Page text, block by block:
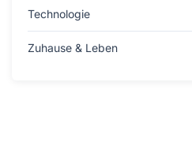
Technologie
Zuhause & Leben